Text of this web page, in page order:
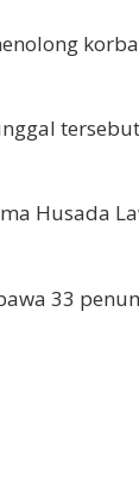
Husada
33